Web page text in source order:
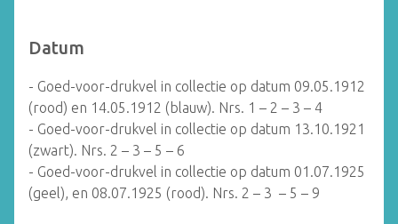
Datum
- Goed-voor-drukvel in collectie op datum 09.05.1912
(rood) en 14.05.1912 (blauw). Nrs. 1 – 2 – 3 – 4
- Goed-voor-drukvel in collectie op datum 13.10.1921
(zwart). Nrs. 2 – 3 – 5 – 6
- Goed-voor-drukvel in collectie op datum 01.07.1925
(geel), en 08.07.1925 (rood). Nrs. 2 – 3 – 5 – 9